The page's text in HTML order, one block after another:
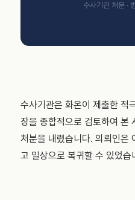
수사기관 처분 ·
수사기관은 화온이 제출한 적
장을 종합적으로 검토하여 본
처분을 내렸습니다. 의뢰인은
고 일상으로 복귀할 수 있었습